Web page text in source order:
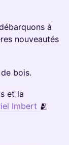
à
nouveautés
bois.
et la
Imbert 🫂